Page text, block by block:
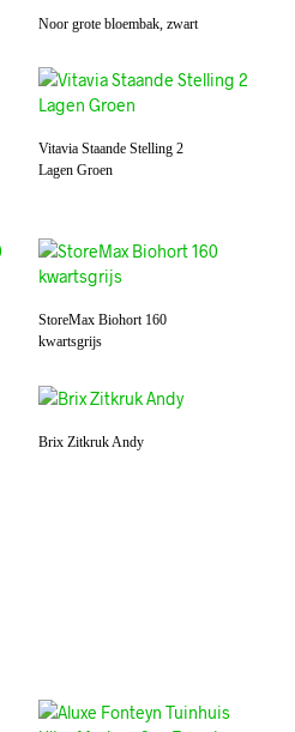
Noor grote bloembak, zwart
Vitavia Staande Stelling 2
Lagen Groen
StoreMax Biohort 160
kwartsgrijs
Brix Zitkruk Andy